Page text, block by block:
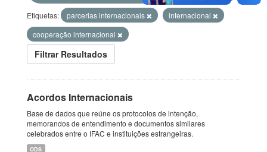
Etiquetas:
parcerias internacionais
internacional
cooperação internacional
Filtrar Resultados
Acordos Internacionais
Base de dados que reúne os protocolos de intenção,
memorandos de entendimento e documentos similares
celebrados entre o IFAC e instituições estrangeiras.
ODS